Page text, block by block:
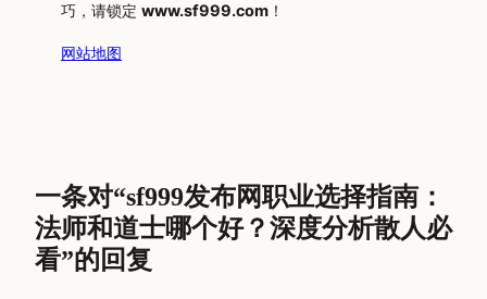
巧，请锁定 www.sf999.com ！
网站地图
一条对“sf999发布网职业选择指南：
法师和道士哪个好？深度分析散人必
看”的回复